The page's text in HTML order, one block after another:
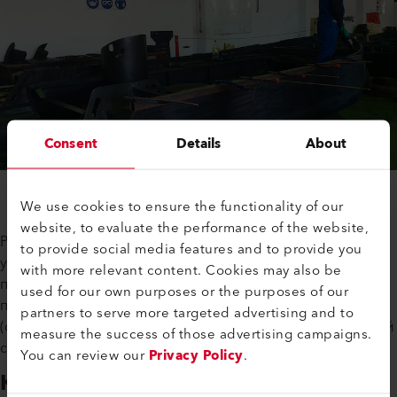
Consent Details About
We use cookies to ensure the functionality of our
website, to evaluate the performance of the website,
to provide social media features and to provide you
with more relevant content. Cookies may also be
used for our own purposes or the purposes of our
partners to serve more targeted advertising and to
measure the success of those advertising campaigns.
You can review ourPrivacy Policy.
Разработана специальная технологическая оснастка для
ускорения производственного процесса. Оснастка
предназначена для неподвижной фиксации труб или
перегородочного каркаса: а наружные, нижние части
(обшивка, транец, фальшборт) сваривают экструзионной
сваркой, используя оборудование Leister.
Какие сварочные экструдеры и